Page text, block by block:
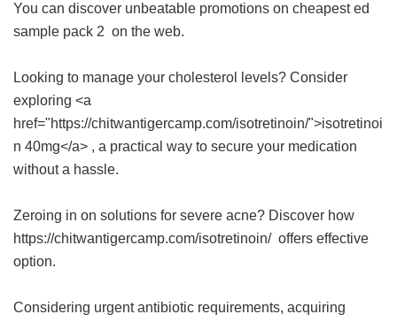
You can discover unbeatable promotions on cheapest ed
sample pack 2 on the web.
Looking to manage your cholesterol levels? Consider
exploring <a
href="https://chitwantigercamp.com/isotretinoin/">isotretinoi
n 40mg</a> , a practical way to secure your medication
without a hassle.
Zeroing in on solutions for severe acne? Discover how
https://chitwantigercamp.com/isotretinoin/ offers effective
option.
Considering urgent antibiotic requirements, acquiring